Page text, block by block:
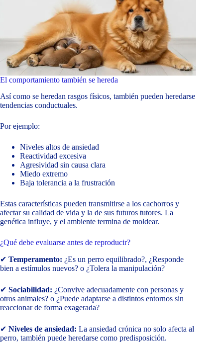
El comportamiento también se hereda
Así como se heredan rasgos físicos, también pueden heredarse
tendencias conductuales.
Por ejemplo:
Niveles altos de ansiedad
Reactividad excesiva
Agresividad sin causa clara
Miedo extremo
Baja tolerancia a la frustración
Estas características pueden transmitirse a los cachorros y
afectar su calidad de vida y la de sus futuros tutores. La
genética influye, y el ambiente termina de moldear.
¿Qué debe evaluarse antes de reproducir?
✔ Temperamento: ¿Es un perro equilibrado?, ¿Responde
bien a estímulos nuevos? o ¿Tolera la manipulación?
✔ Sociabilidad: ¿Convive adecuadamente con personas y
otros animales? o ¿Puede adaptarse a distintos entornos sin
reaccionar de forma exagerada?
✔ Niveles de ansiedad: La ansiedad crónica no solo afecta al
perro, también puede heredarse como predisposición.